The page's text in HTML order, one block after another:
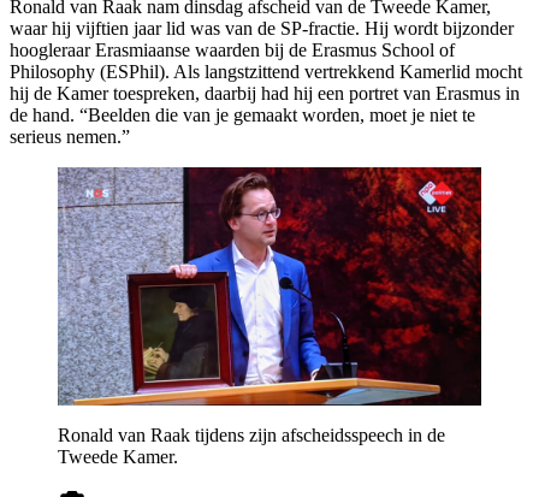
Ronald van Raak nam dinsdag afscheid van de Tweede Kamer,
waar hij vijftien jaar lid was van de SP-fractie. Hij wordt bijzonder
hoogleraar Erasmiaanse waarden bij de Erasmus School of
Philosophy (ESPhil). Als langstzittend vertrekkend Kamerlid mocht
hij de Kamer toespreken, daarbij had hij een portret van Erasmus in
de hand. “Beelden die van je gemaakt worden, moet je niet te
serieus nemen.”
Ronald van Raak tijdens zijn afscheidsspeech in de
Tweede Kamer.